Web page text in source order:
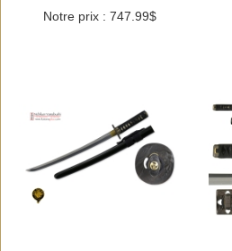
Notre prix : 747.99$